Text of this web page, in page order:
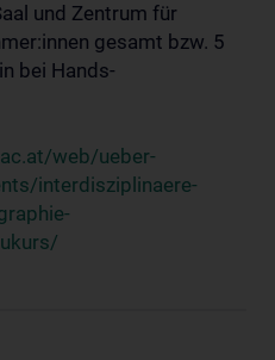
und Zentrum für
gesamt bzw. 5
bei Hands-
web/ueber-
interdisziplinaere-